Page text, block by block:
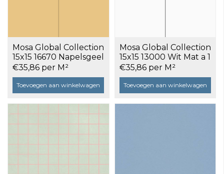
Mosa Global Collection
15x15 16670 Napelsgeel
Uni Glans a 1 m²
€35,86 per M²
Toevoegen aan winkelwagen
Mosa Global Collection
15x15 13000 Wit Mat a 1
m²
€35,86 per M²
Toevoegen aan winkelwagen